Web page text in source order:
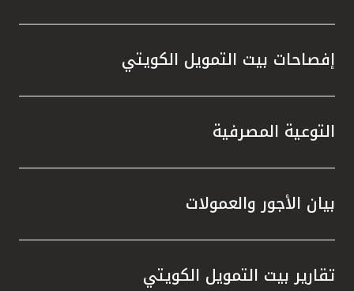
إفصاحات بيت التمويل الكويتي
التوعية المصرفية
بيان الأجور والعمولات
تقارير بيت التمويل الكويتي